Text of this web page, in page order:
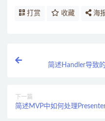
打赏 收藏 海
简述Handler导致
下一篇
简述MVP中如何处理